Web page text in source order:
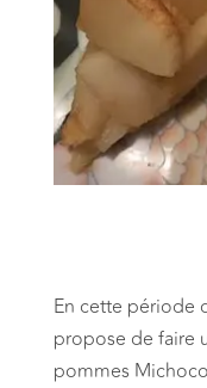
En cette période
propose de faire
pommes